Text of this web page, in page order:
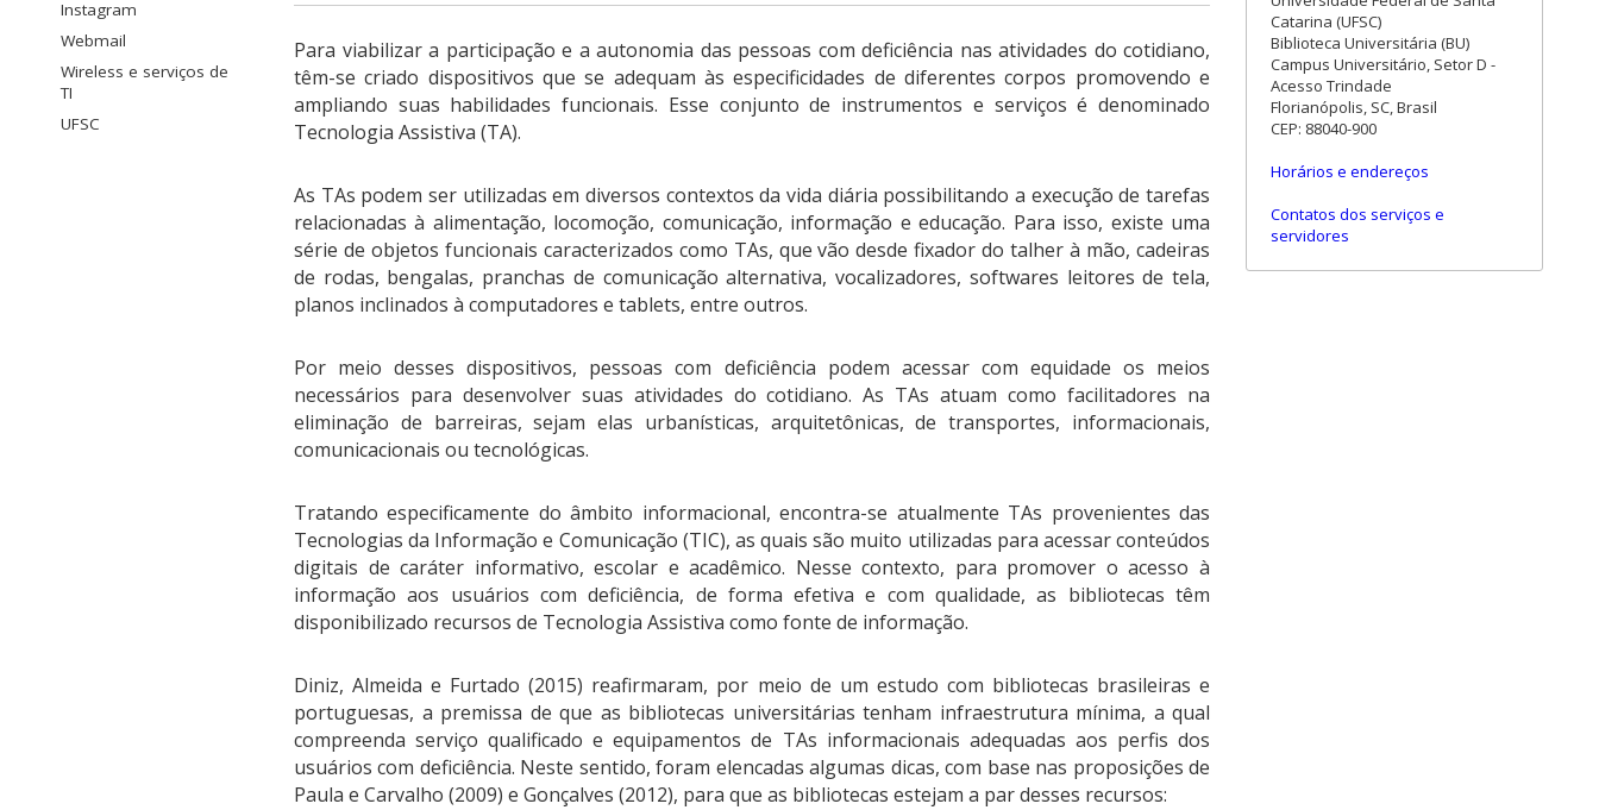
Instagram
Webmail
Wireless e serviços de
TI
UFSC
Para viabilizar a participação e a autonomia das pessoas com deficiência nas atividades do cotidiano,
têm-se criado dispositivos que se adequam às especificidades de diferentes corpos promovendo e
ampliando suas habilidades funcionais. Esse conjunto de instrumentos e serviços é denominado
Tecnologia Assistiva (TA).
As TAs podem ser utilizadas em diversos contextos da vida diária possibilitando a execução de tarefas
relacionadas à alimentação, locomoção, comunicação, informação e educação. Para isso, existe uma
série de objetos funcionais caracterizados como TAs, que vão desde fixador do talher à mão, cadeiras
de rodas, bengalas, pranchas de comunicação alternativa, vocalizadores, softwares leitores de tela,
planos inclinados à computadores e tablets, entre outros.
Por meio desses dispositivos, pessoas com deficiência podem acessar com equidade os meios
necessários para desenvolver suas atividades do cotidiano. As TAs atuam como facilitadores na
eliminação de barreiras, sejam elas urbanísticas, arquitetônicas, de transportes, informacionais,
comunicacionais ou tecnológicas.
Tratando especificamente do âmbito informacional, encontra-se atualmente TAs provenientes das
Tecnologias da Informação e Comunicação (TIC), as quais são muito utilizadas para acessar conteúdos
digitais de caráter informativo, escolar e acadêmico. Nesse contexto, para promover o acesso à
informação aos usuários com deficiência, de forma efetiva e com qualidade, as bibliotecas têm
disponibilizado recursos de Tecnologia Assistiva como fonte de informação.
Diniz, Almeida e Furtado (2015) reafirmaram, por meio de um estudo com bibliotecas brasileiras e
portuguesas, a premissa de que as bibliotecas universitárias tenham infraestrutura mínima, a qual
compreenda serviço qualificado e equipamentos de TAs informacionais adequadas aos perfis dos
usuários com deficiência. Neste sentido, foram elencadas algumas dicas, com base nas proposições de
Paula e Carvalho (2009) e Gonçalves (2012), para que as bibliotecas estejam a par desses recursos:
Catarina (UFSC)
Biblioteca Universitária (BU)
Campus Universitário, Setor D -
Acesso Trindade
Florianópolis, SC, Brasil
CEP: 88040-900
Horários e endereços
Contatos dos serviços e
servidores